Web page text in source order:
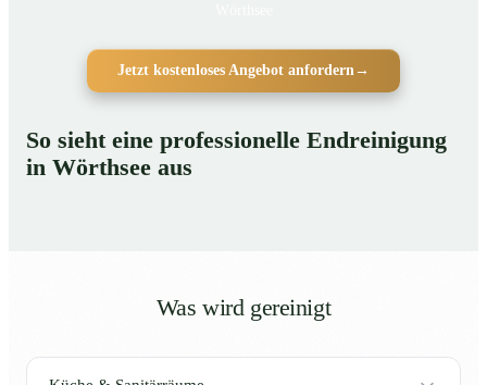
Jetzt kostenloses Angebot anfordern →
So sieht eine professionelle Endreinigung
in Wörthsee aus
Was wird gereinigt